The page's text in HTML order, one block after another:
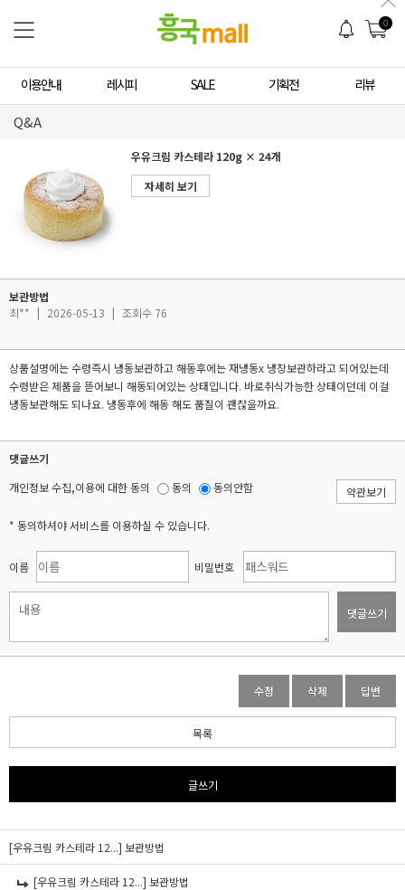
0
이용안내 레시피 SALE 기획전 리뷰
Q&A
우유크림 카스테라 120g × 24개
자세히 보기
보관방법
최** | 2026-05-13 | 조회수 76
상품설명에는 수령즉시 냉동보관하고 해동후에는 재냉동x 냉장보관하라고 되어있는데
수령받은 제품을 뜯어보니 해동되어있는 상태입니다. 바로취식가능한 상태이던데 이걸
냉동보관해도 되나요. 냉동후에 해동 해도 품질이 괜찮을까요.
댓글쓰기
개인정보 수집,이용에 대한 동의
동의 동의안함 약관보기
* 동의하셔야 서비스를 이용하실 수 있습니다.
이름 비밀번호
댓글쓰기
수정 삭제 답변
목록
글쓰기
[우유크림 카스테라 12...] 보관방법
[우유크림 카스테라 12...] 보관방법